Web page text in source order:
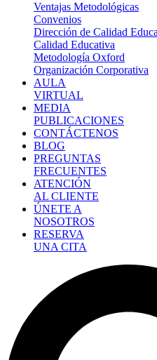
Ventajas Metodológicas
Convenios
Dirección de Calidad
Calidad Educativa
Metodología Oxford
Organización Corporativa
AULA
VIRTUAL
MEDIA
PUBLICACIONES
CONTÁCTENOS
BLOG
PREGUNTAS
FRECUENTES
ATENCIÓN
AL CLIENTE
ÚNETE A
NOSOTROS
RESERVA
UNA CITA